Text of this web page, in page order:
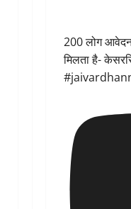
200 लोग आवेदन
मिलता है-